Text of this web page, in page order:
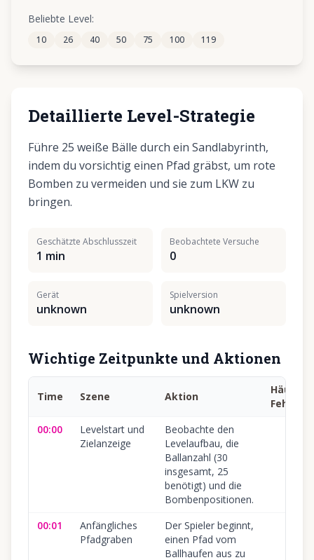
47
52 53 54 55
Beliebte Level:
10 26 40 50 75 100 119
Detaillierte Level-Strategie
Führe 25 weiße Bälle durch ein Sandlabyrinth,
indem du vorsichtig einen Pfad gräbst, um rote
Bomben zu vermeiden und sie zum LKW zu
bringen.
Geschätzte Abschlusszeit
1 min
Beobachtete Versuche
0
Gerät
unknown
Spielversion
unknown
Wichtige Zeitpunkte und Aktionen
Time Szene Aktion
Häufiger
Fehler
00:00
Levelstart und
Zielanzeige
Beobachte den
Levelaufbau, die
Ballanzahl (30
insgesamt, 25
benötigt) und die
Bombenpositionen.
00:01
Anfängliches
Pfadgraben
Der Spieler beginnt,
einen Pfad vom
Ballhaufen aus zu